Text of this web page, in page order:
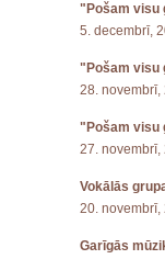
"Pošam visu
5. decembrī,
"Pošam visu
28. novembrī,
"Pošam visu
27. novembrī,
Vokālās
20. novembrī,
Garīgās